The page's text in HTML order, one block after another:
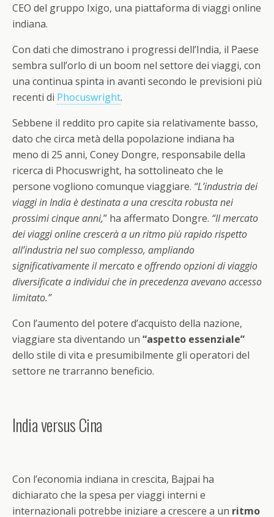
CEO del gruppo Ixigo, una piattaforma di viaggi online
indiana.
Con dati che dimostrano i progressi dell’India, il Paese
sembra sull’orlo di un boom nel settore dei viaggi, con
una continua spinta in avanti secondo le previsioni più
recenti di Phocuswright.
Sebbene il reddito pro capite sia relativamente basso,
dato che circa metà della popolazione indiana ha
meno di 25 anni, Coney Dongre, responsabile della
ricerca di Phocuswright, ha sottolineato che le
persone vogliono comunque viaggiare. “L’industria dei
viaggi in India è destinata a una crescita robusta nei
prossimi cinque anni,” ha affermato Dongre. “Il mercato
dei viaggi online crescerà a un ritmo più rapido rispetto
all’industria nel suo complesso, ampliando
significativamente il mercato e offrendo opzioni di viaggio
diversificate a individui che in precedenza avevano accesso
limitato.”
Con l’aumento del potere d’acquisto della nazione,
viaggiare sta diventando un “aspetto essenziale”
dello stile di vita e presumibilmente gli operatori del
settore ne trarranno beneficio.
India versus Cina
Con l’economia indiana in crescita, Bajpai ha
dichiarato che la spesa per viaggi interni e
internazionali potrebbe iniziare a crescere a un ritmo